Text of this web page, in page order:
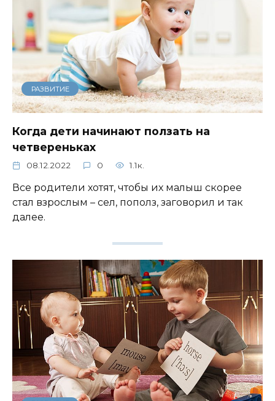
РАЗВИТИЕ
Когда дети начинают ползать на
четвереньках
08.12.2022 0 1.1к.
Все родители хотят, чтобы их малыш скорее
стал взрослым – сел, пополз, заговорил и так
далее.